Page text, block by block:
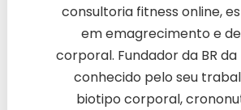
consultoria fitness online,
em emagrecimento e
corporal. Fundador da BR da
conhecido pelo seu
biotipo corporal,